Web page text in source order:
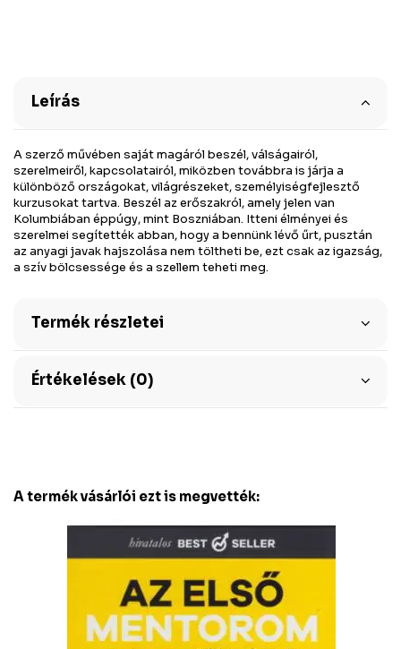
Leírás
A szerző művében saját magáról beszél, válságairól,
szerelmeiről, kapcsolatairól, miközben továbbra is járja a
különböző országokat, világrészeket, személyiségfejlesztő
kurzusokat tartva. Beszél az erőszakról, amely jelen van
Kolumbiában éppúgy, mint Boszniában. Itteni élményei és
szerelmei segítették abban, hogy a bennünk lévő űrt, pusztán
az anyagi javak hajszolása nem töltheti be, ezt csak az igazság,
a szív bölcsessége és a szellem teheti meg.
Termék részletei
Értékelések (0)
A termék vásárlói ezt is megvették: